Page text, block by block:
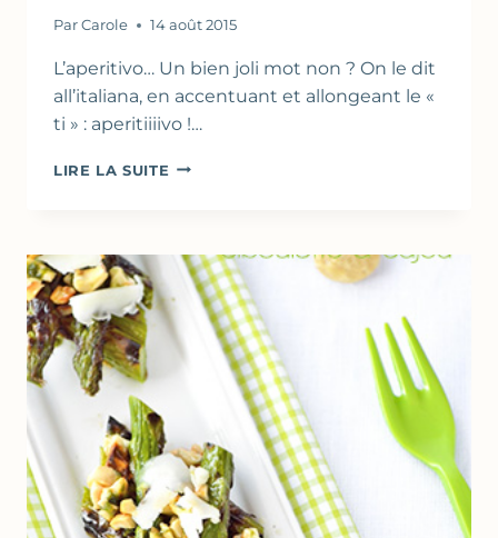
Par Carole 14 août 2015
L’aperitivo… Un bien joli mot non ? On le dit
all’italiana, en accentuant et allongeant le «
ti » : aperitiiiivo !…
LIRE LA SUITE ABRICOTS
DE
BREBIS
À
L’ESTRAGON
&
NOIX
APERITIVO
BY
MARTINI